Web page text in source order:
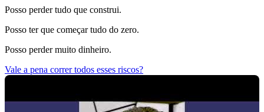
Posso perder tudo que construi.
Posso ter que começar tudo do zero.
Posso perder muito dinheiro.
Vale a pena correr todos esses riscos?